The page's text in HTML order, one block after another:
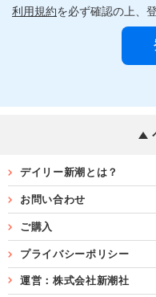
利用規約を必ず確認の上、
デイリー新潮とは？
お問い合わせ
ご購入
プライバシーポリシー
運営：株式会社新潮社